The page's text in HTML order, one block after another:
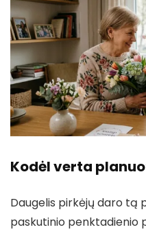
Kodėl verta
Daugelis pirkėjų daro tą
paskutinio penktadienio